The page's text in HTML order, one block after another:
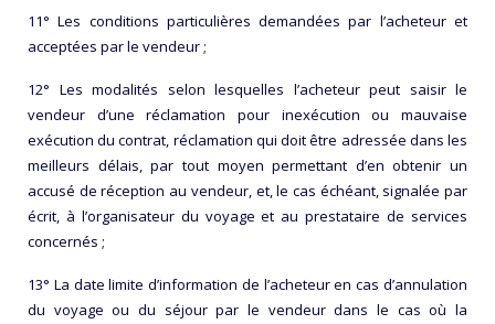
11° Les conditions particulières demandées par l’acheteur et
acceptées par le vendeur ;
12° Les modalités selon lesquelles l’acheteur peut saisir le
vendeur d’une réclamation pour inexécution ou mauvaise
exécution du contrat, réclamation qui doit être adressée dans les
meilleurs délais, par tout moyen permettant d’en obtenir un
accusé de réception au vendeur, et, le cas échéant, signalée par
écrit, à l’organisateur du voyage et au prestataire de services
concernés ;
13° La date limite d’information de l’acheteur en cas d’annulation
du voyage ou du séjour par le vendeur dans le cas où la